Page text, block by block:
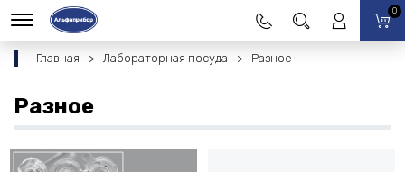
0
Главная Лабораторная посуда Разное
Разное